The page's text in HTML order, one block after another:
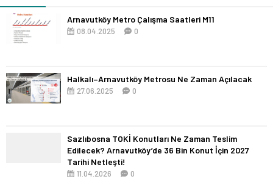
Arnavutköy Metro Çalışma Saatleri M11
08.04.2025 0
Halkalı–Arnavutköy Metrosu Ne Zaman Açılacak
27.06.2025 0
Sazlıbosna TOKİ Konutları Ne Zaman Teslim
Edilecek? Arnavutköy’de 36 Bin Konut İçin 2027
Tarihi Netleşti!
11.04.2026 0